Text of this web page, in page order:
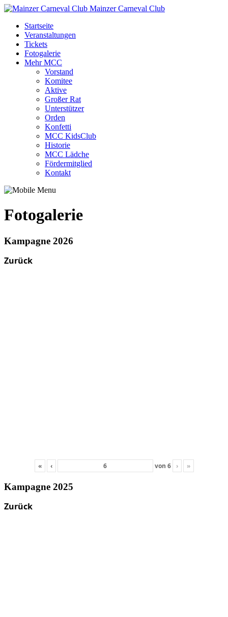
Mainzer Carneval Club
Startseite
Veranstaltungen
Tickets
Fotogalerie
Mehr MCC
Vorstand
Komitee
Aktive
Großer Rat
Unterstützer
Orden
Konfetti
MCC KidsClub
Historie
MCC Lädche
Fördermitglied
Kontakt
Fotogalerie
Kampagne 2026
Zurück
« ‹ von 6 › »
Kampagne 2025
Zurück